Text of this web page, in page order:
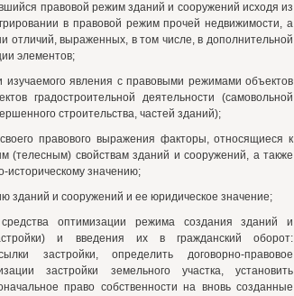
правовой режим зданий и сооружений исходя из
в правовой режим прочей недвижимости, а
отличий, выраженных, в том числе, в дополнительной
элементов;
изучаемого явления с правовыми режимами объектов
градостроительной деятельности (самовольной
строительства, частей зданий);
правового выражения факторы, относящиеся к
(телесным) свойствам зданий и сооружений, а также
историческому значению;
зданий и сооружений и ее юридическое значение;
оптимизации режима создания зданий и
и введения их в гражданский оборот:
застройки, определить договорно-правовое
застройки земельного участка, установить
право собственности на вновь созданные